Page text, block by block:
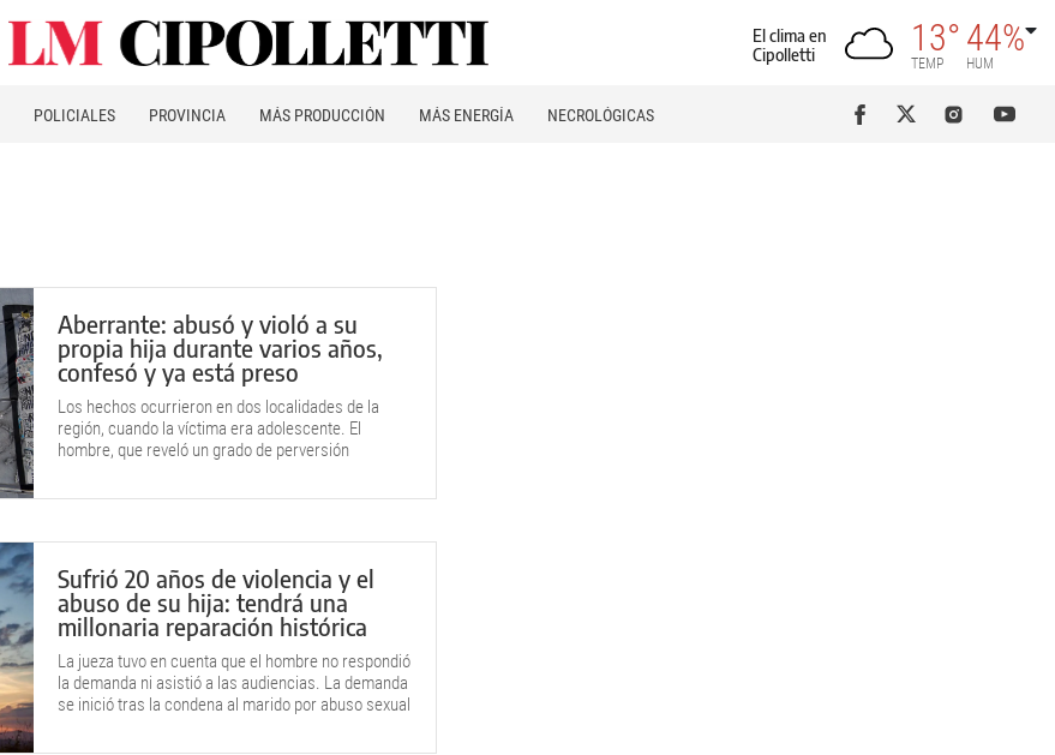
El clima en
Cipolletti
13°
TEMP
44%
HUM
POLICIALES PROVINCIA MÁS PRODUCCIÓN MÁS ENERGÍA NECROLÓGICAS
Aberrante: abusó y violó a su
propia hija durante varios años,
confesó y ya está preso
Los hechos ocurrieron en dos localidades de la
región, cuando la víctima era adolescente. El
hombre, que reveló un grado de perversión
condenaron a prisión efectiva.
Sufrió 20 años de violencia y el
abuso de su hija: tendrá una
millonaria reparación histórica
La jueza tuvo en cuenta que el hombre no respondió
la demanda ni asistió a las audiencias. La demanda
se inició tras la condena al marido por abuso sexual